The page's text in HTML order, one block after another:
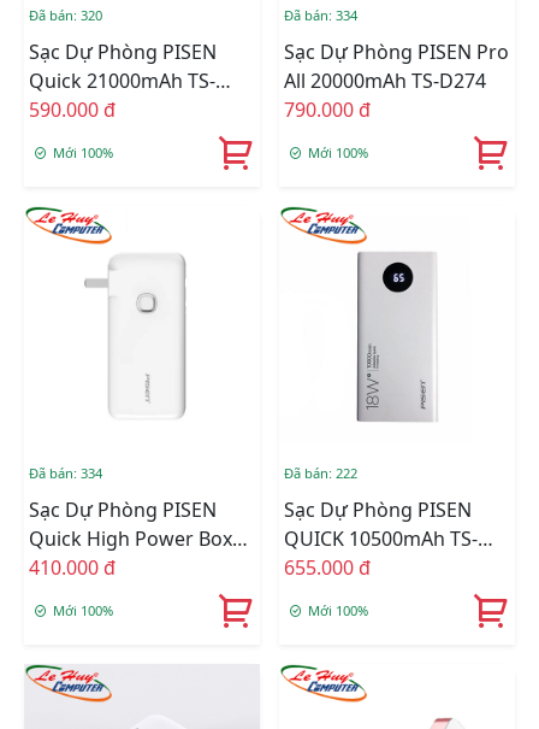
Đã bán: 320
Sạc Dự Phòng PISEN
Quick 21000mAh TS-
D298
590.000 đ
Mới 100%
Đã bán: 334
Sạc Dự Phòng PISEN Pro
All 20000mAh TS-D274
790.000 đ
Mới 100%
Đã bán: 334
Sạc Dự Phòng PISEN
Quick High Power Box
10000mAh TS-D289
410.000 đ
Mới 100%
Đã bán: 222
Sạc Dự Phòng PISEN
QUICK 10500mAh TS-
D290
655.000 đ
Mới 100%